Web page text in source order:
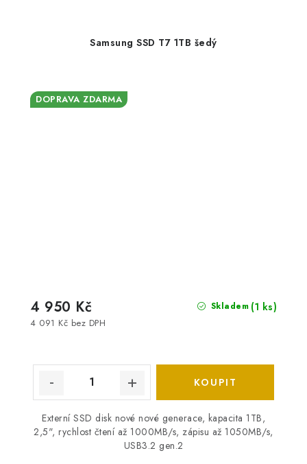
Samsung SSD T7 1TB šedý
DOPRAVA ZDARMA
Skladem (1 ks)
4 091 Kč bez DPH
4 950 Kč
Externí SSD disk nové nové generace, kapacita 1TB,
2,5", rychlost čtení až 1000MB/s, zápisu až 1050MB/s,
USB3.2 gen.2